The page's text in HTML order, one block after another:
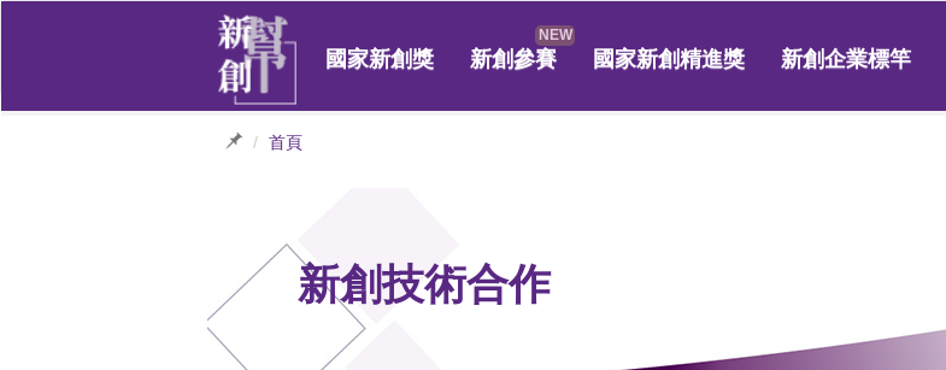
國家新創獎 新創參賽 國家新創精進獎 新創企業標竿
首頁
新創技術合作